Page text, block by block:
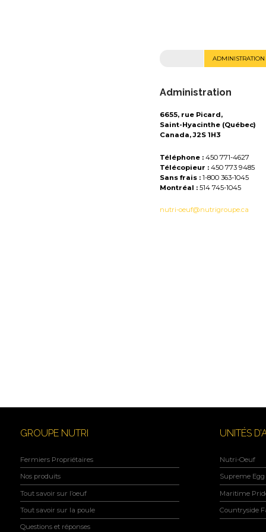
ADMINISTRATION
Administration
6655, rue Picard,
Saint-Hyacinthe (Québec)
Canada, J2S 1H3
Téléphone :450 771-4627
Télécopieur :450 773 9485
Sans frais :1-800 363-1045
Montréal :514 745-1045
nutri-oeuf@nutrigroupe.ca
GROUPE NUTRI
Fermiers Propriétaires
Nos produits
Tout savoir sur l’oeuf
Tout savoir sur la poule
Questions et réponses
UNITÉS
Nutri-Oeuf
Supreme
Maritime
Countryside